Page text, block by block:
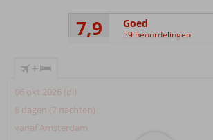
7,9 Goed
59 beoordelingen
+
06 okt 2026 (di)
8 dagen (7 nachten)
vanaf Amsterdam